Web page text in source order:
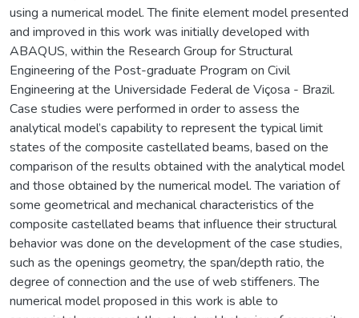
using a numerical model. The finite element model presented
and improved in this work was initially developed with
ABAQUS, within the Research Group for Structural
Engineering of the Post-graduate Program on Civil
Engineering at the Universidade Federal de Viçosa - Brazil.
Case studies were performed in order to assess the
analytical model’s capability to represent the typical limit
states of the composite castellated beams, based on the
comparison of the results obtained with the analytical model
and those obtained by the numerical model. The variation of
some geometrical and mechanical characteristics of the
composite castellated beams that influence their structural
behavior was done on the development of the case studies,
such as the openings geometry, the span/depth ratio, the
degree of connection and the use of web stiffeners. The
numerical model proposed in this work is able to